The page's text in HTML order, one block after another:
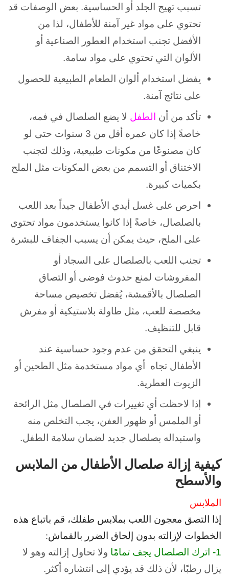
تسبب تهيج الجلد أو الحساسية. بعض الوصفات قد
تحتوي على مواد غير آمنة للأطفال، لذا من
الأفضل تجنب استخدام العطور الصناعية أو
الألوان التي تحتوي على مواد سامة.
يفضل استخدام ألوان الطعام الطبيعية للحصول
على نتائج آمنة.
تأكد من أن
الطفل لا يضع الصلصال في فمه،
خاصةً إذا كان عمره أقل من 3 سنوات
حتى لو
كان مصنوعًا من مكونات طبيعية، وذلك لتجنب
الاختناق أو التسمم من بعض المكونات مثل الملح
بكميات كبيرة.
احرص على غسل أيدي الأطفال جيداً بعد اللعب
بالصلصال، خاصةً إذا كانوا يستخدمون مواد تحتوي
على الملح، حيث يمكن أن يسبب الجفاف للبشرة
تجنب اللعب بالصلصال على السجاد أو
المفروشات لمنع حدوث فوضى أو التصاق
الصلصال بالأقمشة، يُفضل تخصيص مساحة
مخصصة للعب، مثل طاولة بلاستيكية أو مفرش
قابل للتنظيف.
ينبغي التحقق من عدم وجود حساسية عند
الأطفال تجاه أي مواد مستخدمة مثل الطحين أو
الزيوت العطرية.
إذا لاحظت أي تغييرات في الصلصال مثل الرائحة
أو الملمس أو ظهور العفن، يجب التخلص منه
واستبداله بصلصال جديد لضمان سلامة الطفل.
كيفية إزالة صلصال الأطفال من الملابس
والأسطح
الملابس
إذا التصق معجون اللعب بملابس طفلك، قم باتباع هذه
الخطوات لإزالته بدون إلحاق الضرر بالقماش:
1- اترك الصلصال يجف تمامًا
ولا تحاول إزالته وهو لا
يزال رطبًا، لأن ذلك قد يؤدي إلى انتشاره أكثر.